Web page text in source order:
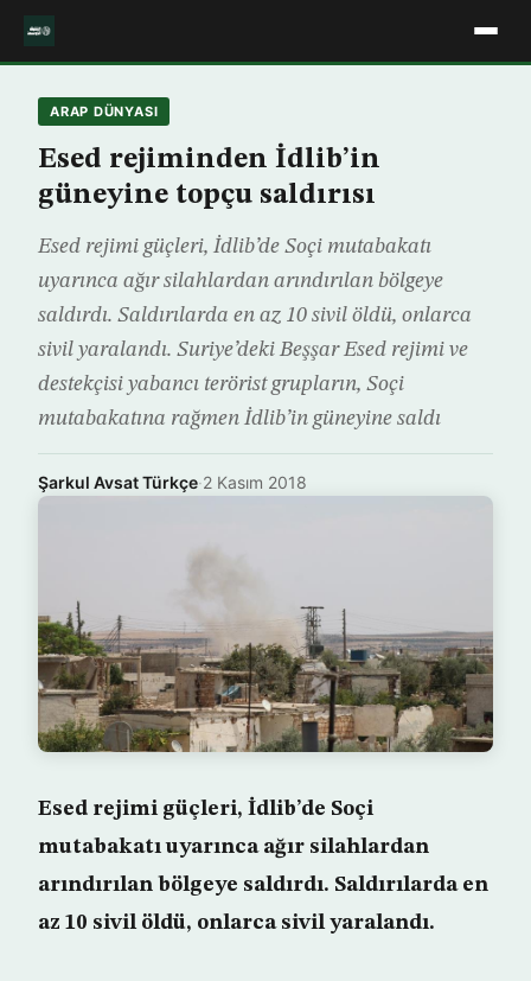
ARAP DÜNYASI
Esed rejiminden İdlib’in
güneyine topçu saldırısı
Esed rejimi güçleri, İdlib’de Soçi mutabakatı
uyarınca ağır silahlardan arındırılan bölgeye
saldırdı. Saldırılarda en az 10 sivil öldü, onlarca
sivil yaralandı. Suriye’deki Beşşar Esed rejimi ve
destekçisi yabancı terörist grupların, Soçi
mutabakatına rağmen İdlib’in güneyine saldı
Şarkul Avsat Türkçe·2 Kasım 2018
Esed rejimi güçleri, İdlib’de Soçi
mutabakatı uyarınca ağır silahlardan
arındırılan bölgeye saldırdı. Saldırılarda en
az 10 sivil öldü, onlarca sivil yaralandı.